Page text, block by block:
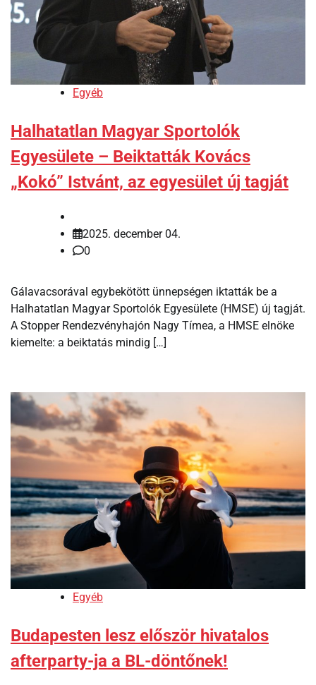
Egyéb
Halhatatlan Magyar Sportolók
Egyesülete – Beiktatták Kovács
„Kokó” Istvánt, az egyesület új tagját
2025. december 04.
0
Gálavacsorával egybekötött ünnepségen iktatták be a
Halhatatlan Magyar Sportolók Egyesülete (HMSE) új tagját.
A Stopper Rendezvényhajón Nagy Tímea, a HMSE elnöke
kiemelte: a beiktatás mindig […]
Egyéb
Budapesten lesz először hivatalos
afterparty-ja a BL-döntőnek!